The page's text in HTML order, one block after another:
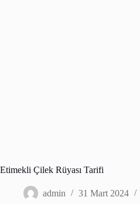
Etimekli Çilek Rüyası Tarifi
admin 31 Mart 2024